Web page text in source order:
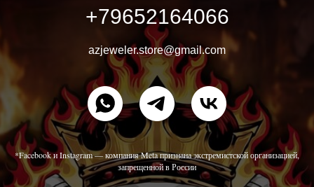
+79652164066
azjeweler.store@gmail.com
*Facebook и Instagram — компания Meta признана экстремистской организацией,
запрещенной в России